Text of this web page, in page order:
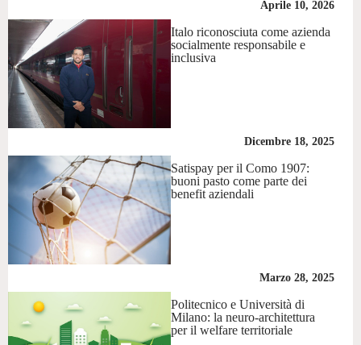
Aprile 10, 2026
Italo riconosciuta come azienda
socialmente responsabile e
inclusiva
Dicembre 18, 2025
Satispay per il Como 1907:
buoni pasto come parte dei
benefit aziendali
Marzo 28, 2025
Politecnico e Università di
Milano: la neuro-architettura
per il welfare territoriale